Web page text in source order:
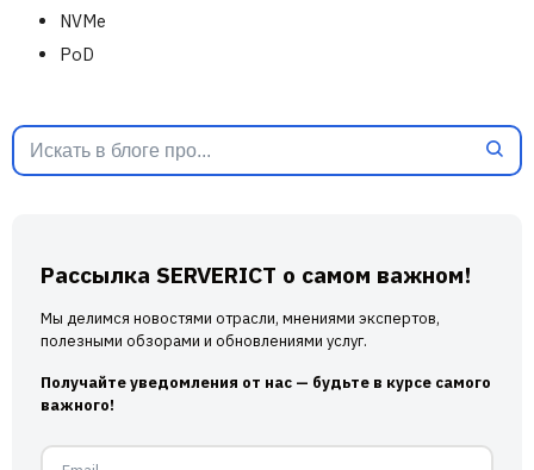
NVMe
PoD
Рассылка SERVERICT о самом важном!
Мы делимся новостями отрасли, мнениями экспертов,
полезными обзорами и обновлениями услуг.
Получайте уведомления от нас — будьте в курсе самого
важного!